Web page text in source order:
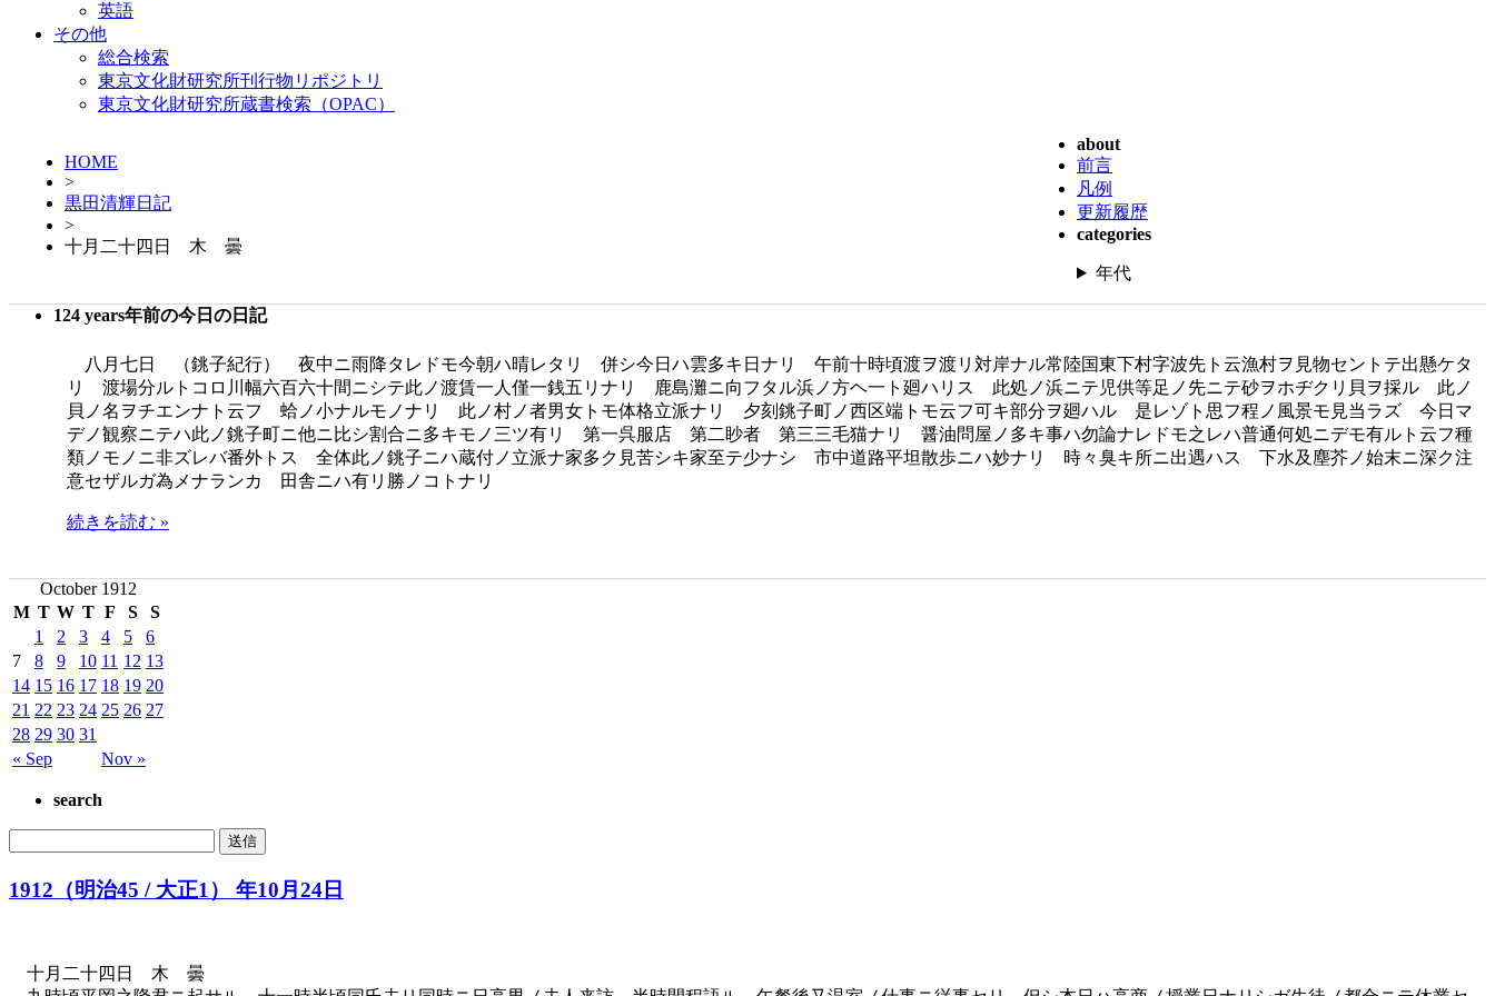
英語
その他
総合検索
東京文化財研究所刊行物リポジトリ
東京文化財研究所蔵書検索（OPAC）
HOME
>
黒田清輝日記
>
十月二十四日 木 曇
about
前言
凡例
更新履歴
categories
年代
124 years年前の今日の日記
八月七日 （銚子紀行） 夜中ニ雨降タレドモ今朝ハ晴レタリ 併シ今日ハ雲多キ日ナリ 午前十時頃渡ヲ渡リ対岸ナル常陸国東下村字波先ト云漁村ヲ見物セントテ出懸ケタ
リ 渡場分ルトコロ川幅六百六十間ニシテ此ノ渡賃一人僅一銭五リナリ 鹿島灘ニ向フタル浜ノ方ヘ一ト廻ハリス 此処ノ浜ニテ児供等足ノ先ニテ砂ヲホヂクリ貝ヲ採ル 此ノ
貝ノ名ヲチエンナト云フ 蛤ノ小ナルモノナリ 此ノ村ノ者男女トモ体格立派ナリ 夕刻銚子町ノ西区端トモ云フ可キ部分ヲ廻ハル 是レゾト思フ程ノ風景モ見当ラズ 今日マ
デノ観察ニテハ此ノ銚子町ニ他ニ比シ割合ニ多キモノ三ツ有リ 第一呉服店 第二眇者 第三三毛猫ナリ 醤油問屋ノ多キ事ハ勿論ナレドモ之レハ普通何処ニデモ有ルト云フ種
類ノモノニ非ズレバ番外トス 全体此ノ銚子ニハ蔵付ノ立派ナ家多ク見苦シキ家至テ少ナシ 市中道路平坦散歩ニハ妙ナリ 時々臭キ所ニ出遇ハス 下水及塵芥ノ始末ニ深ク注
意セザルガ為メナランカ 田舎ニハ有リ勝ノコトナリ
続きを読む »
October 1912
M T W T F S S
« Sep Nov »
1 2 3 4 5
6
7
8 9 10 11 12 13
14 15 16 17 18 19 20
21 22 23 24 25 26 27
28 29 30 31
search
1912（明治45 / 大正1） 年10月24日
十月二十四日 木 曇